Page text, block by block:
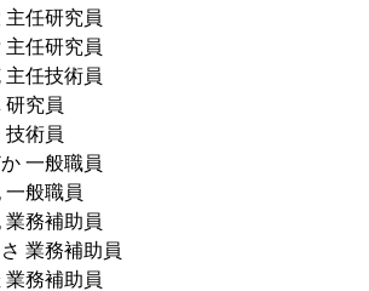
主任研究員
主任研究員
主任技術員
研究員
技術員
一般職員
一般職員
業務補助員
業務補助員
業務補助員